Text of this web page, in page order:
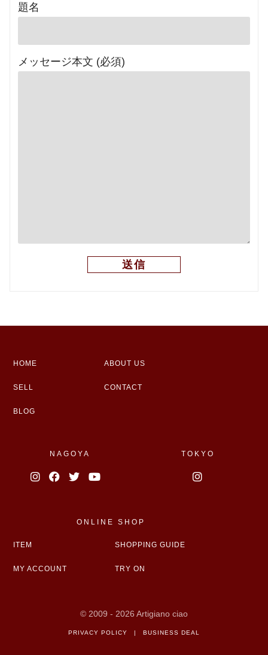
題名
メッセージ本文 (必須)
HOME ABOUT US
SELL CONTACT
BLOG
NAGOYA TOKYO
ONLINE SHOP
ITEM SHOPPING GUIDE
MY ACCOUNT TRY ON
© 2009 - 2026 Artigiano ciao
PRIVACY POLICY | BUSINESS DEAL